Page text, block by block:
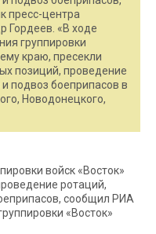
пресс-центра
Гордеев. «В ходе
группировки
краю, пресекли
позиций, проведение
подвоз боеприпасов в
Новодонецкого,
войск «Восток»
ротаций,
сообщил РИА
«Восток»